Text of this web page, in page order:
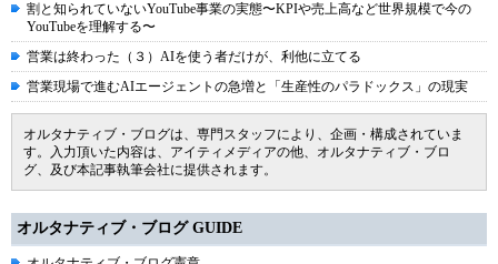
割と知られていないYouTube事業の実態〜KPIや売上高など世界規模で今の
YouTubeを理解する〜
営業は終わった（３）AIを使う者だけが、利他に立てる
営業現場で進むAIエージェントの急増と「生産性のパラドックス」の現実
オルタナティブ・ブログは、専門スタッフにより、企画・構成されていま
す。入力頂いた内容は、アイティメディアの他、オルタナティブ・ブロ
グ、及び本記事執筆会社に提供されます。
オルタナティブ・ブログ GUIDE